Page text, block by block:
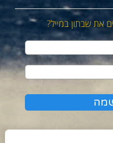
את שבתון במייל?